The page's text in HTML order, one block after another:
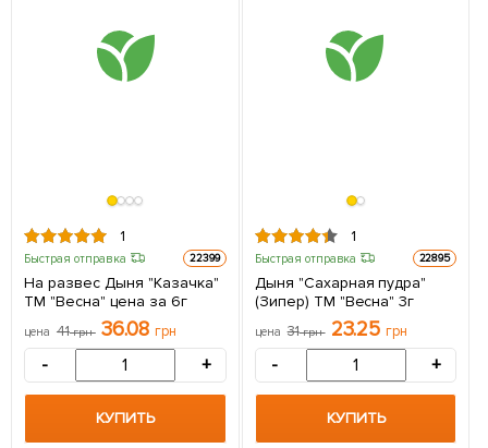
1
Быстрая отправка 22399
На развес Дыня "Казачка"
ТМ "Весна" цена за 6г
цена 41грн 36.08 грн
- +
КУПИТЬ
1
Быстрая отправка 22895
Дыня "Сахарная пудра"
(Зипер) ТМ "Весна" 3г
цена 31грн 23.25 грн
- +
КУПИТЬ